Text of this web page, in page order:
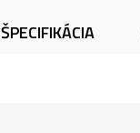
ŠPECIFIKÁCIA